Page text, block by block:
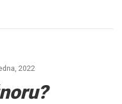
2022